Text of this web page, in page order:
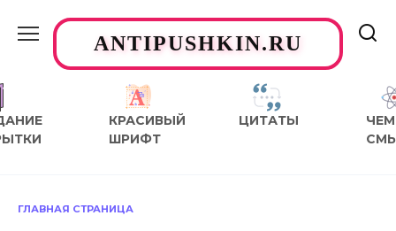
содержаниюANTIPUSHKIN.RU
КРАСИВЫЙ
ШРИФТ
ЦИТАТЫ
ЧЕМ
ГЛАВНАЯ СТРАНИЦА